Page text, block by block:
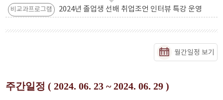
비교과프로그램 2024년 졸업생 선배 취업조언 인터뷰 특강 운영
월간일정 보기
주간일정 ( 2024. 06. 23 ~ 2024. 06. 29 )